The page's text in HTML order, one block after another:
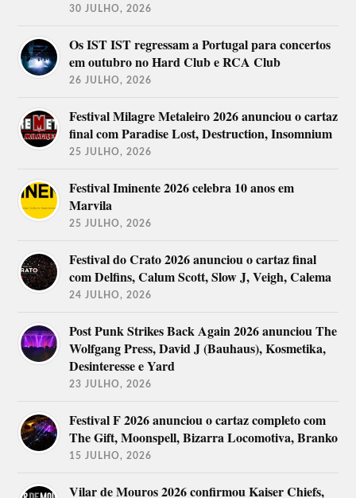
30 JULHO, 2026
Os IST IST regressam a Portugal para concertos
em outubro no Hard Club e RCA Club
26 JULHO, 2026
Festival Milagre Metaleiro 2026 anunciou o cartaz
final com Paradise Lost, Destruction, Insomnium
25 JULHO, 2026
Festival Iminente 2026 celebra 10 anos em
Marvila
25 JULHO, 2026
Festival do Crato 2026 anunciou o cartaz final
com Delfins, Calum Scott, Slow J, Veigh, Calema
24 JULHO, 2026
Post Punk Strikes Back Again 2026 anunciou The
Wolfgang Press, David J (Bauhaus), Kosmetika,
Desinteresse e Yard
23 JULHO, 2026
Festival F 2026 anunciou o cartaz completo com
The Gift, Moonspell, Bizarra Locomotiva, Branko
15 JULHO, 2026
Vilar de Mouros 2026 confirmou Kaiser Chiefs,